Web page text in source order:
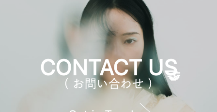
CONTACT US
（ お問い合わせ ）